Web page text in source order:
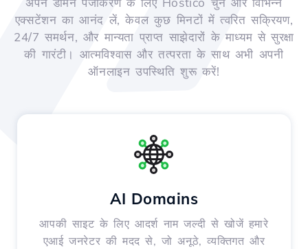
एक्सटेंशन का आनंद लें, केवल कुछ मिनटों में त्वरित सक्रियण,
24/7 समर्थन, और मान्यता प्राप्त साझेदारों के माध्यम से सुरक्षा
की गारंटी। आत्मविश्वास और तत्परता के साथ अभी अपनी
ऑनलाइन उपस्थिति शुरू करें!
AI Domains
आपकी साइट के लिए आदर्श नाम जल्दी से खोजें हमारे
एआई जनरेटर की मदद से, जो अनूठे, व्यक्तिगत और